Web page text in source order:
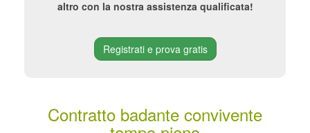
altro con la nostra assistenza qualificata!
Registrati e prova gratis
Contratto badante convivente